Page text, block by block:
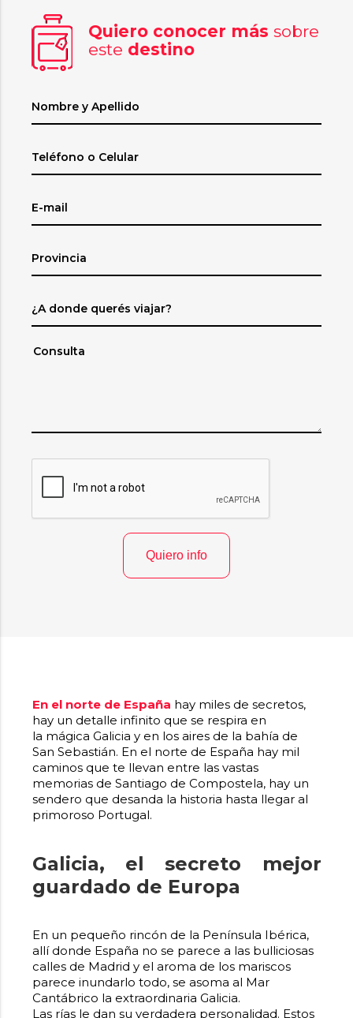
Quiero conocer más sobre
este destino
En el norte de España hay miles de secretos,
hay un detalle infinito que se respira en
la mágica Galicia y en los aires de la bahía de
San Sebastián. En el norte de España hay mil
caminos que te llevan entre las vastas
memorias de Santiago de Compostela, hay un
sendero que desanda la historia hasta llegar al
primoroso Portugal.
Galicia, el secreto mejor
guardado de Europa
En un pequeño rincón de la Península Ibérica,
allí donde España no se parece a las bulliciosas
calles de Madrid y el aroma de los mariscos
parece inundarlo todo, se asoma al Mar
Cantábrico la extraordinaria Galicia.
Las rías le dan su verdadera personalidad. Estos